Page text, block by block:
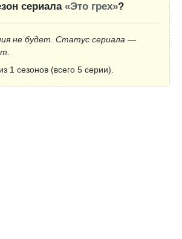
сериала «Это грех»?
не будет. Статус сериала —
1 сезонов (всего 5 серии).